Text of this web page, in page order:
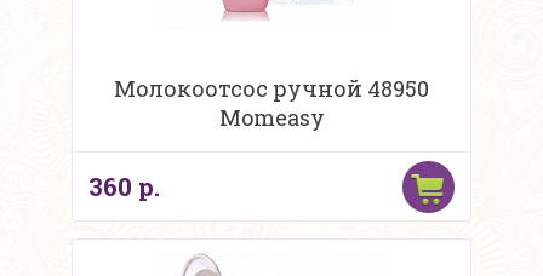
Молокоотсос ручной 48950
Momeasy
360 р.